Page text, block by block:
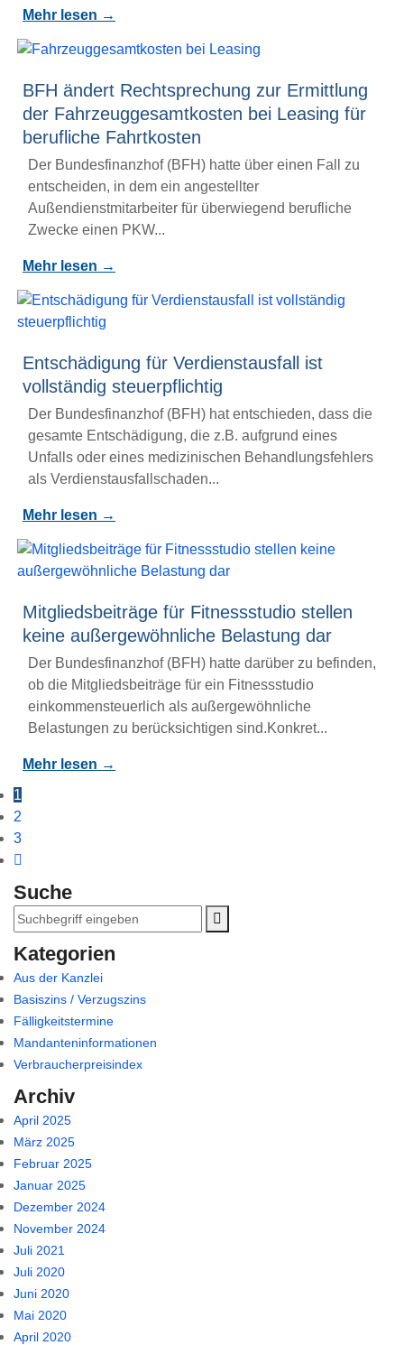
Mehr lesen →
BFH ändert Rechtsprechung zur Ermittlung
der Fahrzeuggesamtkosten bei Leasing für
berufliche Fahrtkosten
Der Bundesfinanzhof (BFH) hatte über einen Fall zu
entscheiden, in dem ein angestellter
Außendienstmitarbeiter für überwiegend berufliche
Zwecke einen PKW...
Mehr lesen →
Entschädigung für Verdienstausfall ist
vollständig steuerpflichtig
Der Bundesfinanzhof (BFH) hat entschieden, dass die
gesamte Entschädigung, die z.B. aufgrund eines
Unfalls oder eines medizinischen Behandlungsfehlers
als Verdienstausfallschaden...
Mehr lesen →
Mitgliedsbeiträge für Fitnessstudio stellen
keine außergewöhnliche Belastung dar
Der Bundesfinanzhof (BFH) hatte darüber zu befinden,
ob die Mitgliedsbeiträge für ein Fitnessstudio
einkommensteuerlich als außergewöhnliche
Belastungen zu berücksichtigen sind.Konkret...
Mehr lesen →
1
2
3
Suche
Kategorien
Aus der Kanzlei
Basiszins / Verzugszins
Fälligkeitstermine
Mandanteninformationen
Verbraucherpreisindex
Archiv
April 2025
März 2025
Februar 2025
Januar 2025
Dezember 2024
November 2024
Juli 2021
Juli 2020
Juni 2020
Mai 2020
April 2020